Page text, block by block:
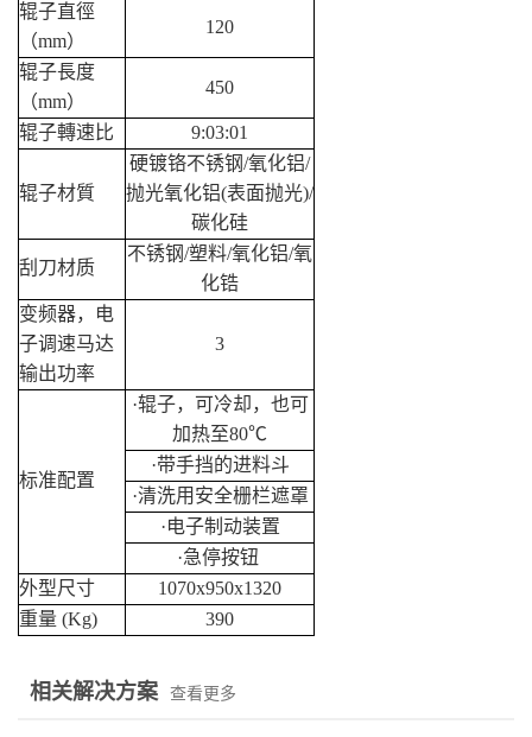
辊子直徑
（mm）
120
辊子長度
（mm）
450
辊子轉速比 9:03:01
辊子材質
硬镀铬不锈钢/氧化铝/
抛光氧化铝(表面抛光)/
碳化硅
刮刀材质
不锈钢/塑料/氧化铝/氧
化锆
变频器，电
子调速马达
输出功率
3
标准配置
·辊子，可冷却，也可
加热至80℃
·带手挡的进料斗
·清洗用安全栅栏遮罩
·电子制动装置
·急停按钮
外型尺寸
1070x950x1320
重量 (Kg) 390
相关解决方案 查看更多